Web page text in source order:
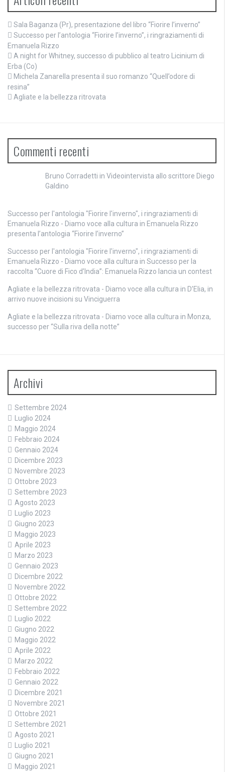
Sala Baganza (Pr), presentazione del libro “Fiorire l’inverno”
Successo per l’antologia “Fiorire l’inverno”, i ringraziamenti di
Emanuela Rizzo
A night for Whitney, successo di pubblico al teatro Licinium di
Erba (Co)
Michela Zanarella presenta il suo romanzo “Quell’odore di
resina”
Agliate e la bellezza ritrovata
Commenti recenti
Bruno Corradetti in Videointervista allo scrittore Diego
Galdino
Successo per l'antologia "Fiorire l'inverno", i ringraziamenti di
Emanuela Rizzo - Diamo voce alla cultura in Emanuela Rizzo
presenta l’antologia “Fiorire l’inverno”
Successo per l'antologia "Fiorire l'inverno", i ringraziamenti di
Emanuela Rizzo - Diamo voce alla cultura in Successo per la
raccolta “Cuore di Fico d’India”: Emanuela Rizzo lancia un contest
Agliate e la bellezza ritrovata - Diamo voce alla cultura in D’Elia, in
arrivo nuove incisioni su Vinciguerra
Agliate e la bellezza ritrovata - Diamo voce alla cultura in Monza,
successo per “Sulla riva della notte”
Archivi
Settembre 2024
Luglio 2024
Maggio 2024
Febbraio 2024
Gennaio 2024
Dicembre 2023
Novembre 2023
Ottobre 2023
Settembre 2023
Agosto 2023
Luglio 2023
Giugno 2023
Maggio 2023
Aprile 2023
Marzo 2023
Gennaio 2023
Dicembre 2022
Novembre 2022
Ottobre 2022
Settembre 2022
Luglio 2022
Giugno 2022
Maggio 2022
Aprile 2022
Marzo 2022
Febbraio 2022
Gennaio 2022
Dicembre 2021
Novembre 2021
Ottobre 2021
Settembre 2021
Agosto 2021
Luglio 2021
Giugno 2021
Maggio 2021